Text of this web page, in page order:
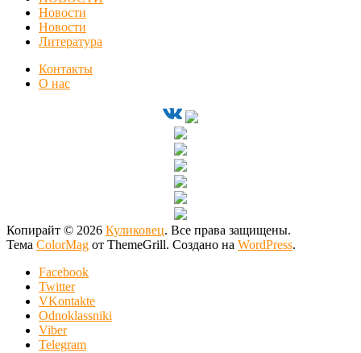
Новости
Новости
Литература
Контакты
О нас
Копирайт © 2026 Куликовец. Все права защищены.
Тема ColorMag от ThemeGrill. Создано на WordPress.
Facebook
Twitter
VKontakte
Odnoklassniki
Viber
Telegram